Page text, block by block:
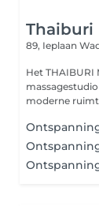
Thaiburi
89, Ieplaan
Het THAIBURI
moderne